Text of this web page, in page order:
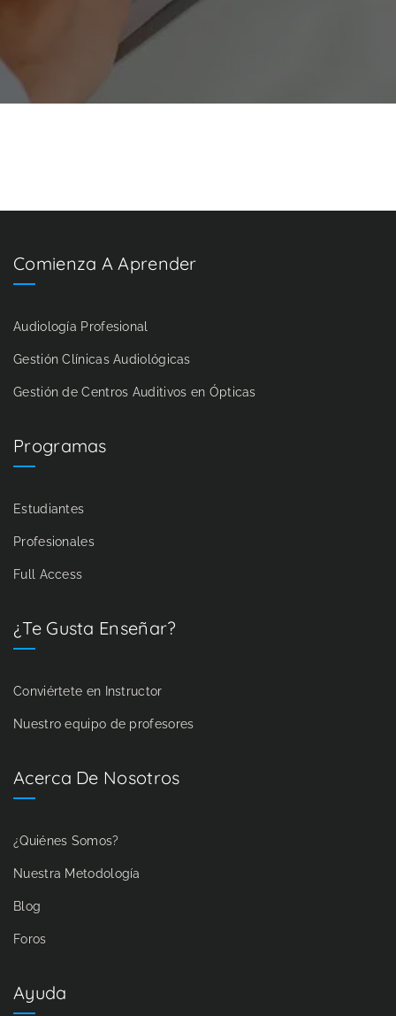
Comienza A Aprender
Audiología Profesional
Gestión Clínicas Audiológicas
Gestión de Centros Auditivos en Ópticas
Programas
Estudiantes
Profesionales
Full Access
¿Te Gusta Enseñar?
Conviértete en Instructor
Nuestro equipo de profesores
Acerca De Nosotros
¿Quiénes Somos?
Nuestra Metodología
Blog
Foros
Ayuda